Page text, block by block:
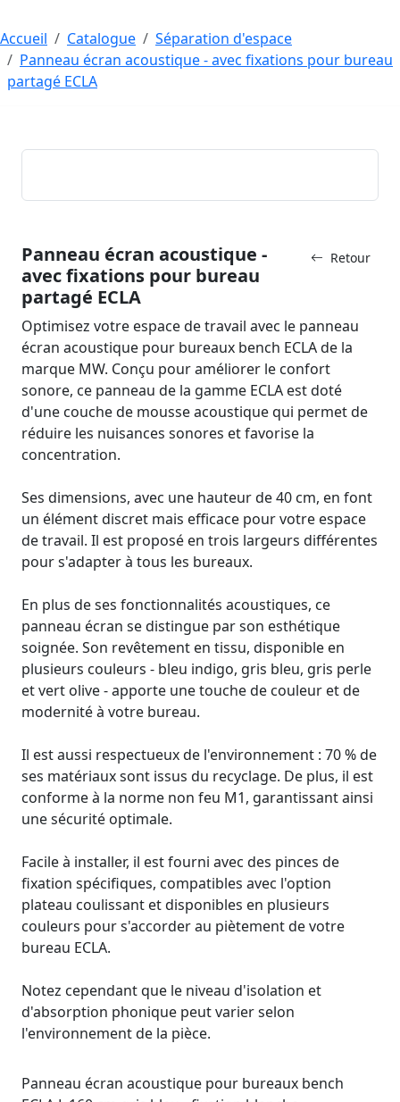
Accueil Catalogue
Séparation d'espace
Panneau écran acoustique - avec fixations pour bureau
partagé ECLA
Retour
Panneau écran acoustique -
avec fixations pour bureau
partagé ECLA
Optimisez votre espace de travail avec le panneau
écran acoustique pour bureaux bench ECLA de la
marque MW. Conçu pour améliorer le confort
sonore, ce panneau de la gamme ECLA est doté
d'une couche de mousse acoustique qui permet de
réduire les nuisances sonores et favorise la
concentration.
Ses dimensions, avec une hauteur de 40 cm, en font
un élément discret mais efficace pour votre espace
de travail. Il est proposé en trois largeurs différentes
pour s'adapter à tous les bureaux.
En plus de ses fonctionnalités acoustiques, ce
panneau écran se distingue par son esthétique
soignée. Son revêtement en tissu, disponible en
plusieurs couleurs - bleu indigo, gris bleu, gris perle
et vert olive - apporte une touche de couleur et de
modernité à votre bureau.
Il est aussi respectueux de l'environnement : 70 % de
ses matériaux sont issus du recyclage. De plus, il est
conforme à la norme non feu M1, garantissant ainsi
une sécurité optimale.
Facile à installer, il est fourni avec des pinces de
fixation spécifiques, compatibles avec l'option
plateau coulissant et disponibles en plusieurs
couleurs pour s'accorder au piètement de votre
bureau ECLA.
Notez cependant que le niveau d'isolation et
d'absorption phonique peut varier selon
l'environnement de la pièce.
Panneau écran acoustique pour bureaux bench